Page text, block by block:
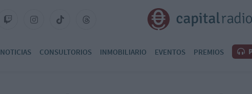
NOTICIAS CONSULTORIOS INMOBILIARIO EVENTOS PREMIOS